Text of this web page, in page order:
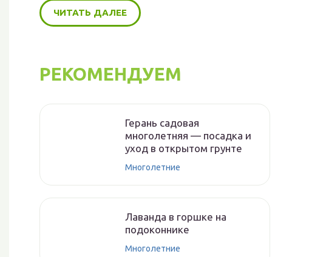
ЧИТАТЬ ДАЛЕЕ
РЕКОМЕНДУЕМ
Герань садовая
многолетняя — посадка и
уход в открытом грунте
Многолетние
Лаванда в горшке на
подоконнике
Многолетние